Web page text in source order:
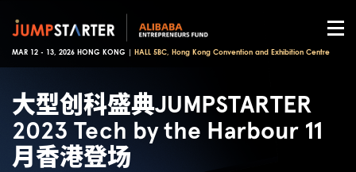
MAR 12 - 13, 2026 HONG KONG | HALL 5BC, Hong Kong Convention and Exhibition Centre
大型创科盛典JUMPSTARTER
2023 Tech by the Harbour 11
月香港登场